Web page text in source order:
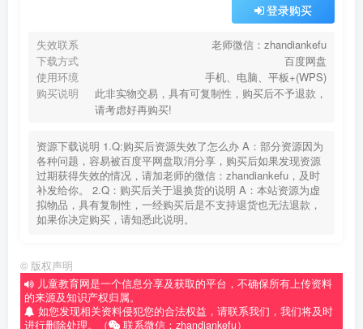
登录购买
失效联系
老师微信：zhandiankefu
下载方式
百度网盘
使用环境
手机、电脑、平板+(WPS)
购买说明
此非实物交易，具有可复制性，购买后不予退款，
请考虑好再购买!
资源下载说明 1.Q:购买后资源失效了怎么办 A：部分资源因为
各种问题，容易被百度平网盘取消分享，购买后如果发现资源
过期获得失效的情况，请加老师的微信：zhandiankefu，及时
补发给你。 2.Q：购买后关于退换货的说明 A：本站资源为虚
拟物品，具有复制性，一经购买后是不支持退货也无法退款，
如果你决定购买，请知悉此说明。
© 版权声明
儿童教育网是一个信息分享及获取的平台，不确保所有上传资料
的来源及知识产权归属。
如您发现相关资料侵犯您的合法权益，请联系我们，我们将及时
进行删除处理。（
联系微信：zhandiankefu）